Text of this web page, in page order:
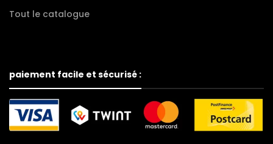
Tout le catalogue
paiement facile et sécurisé :